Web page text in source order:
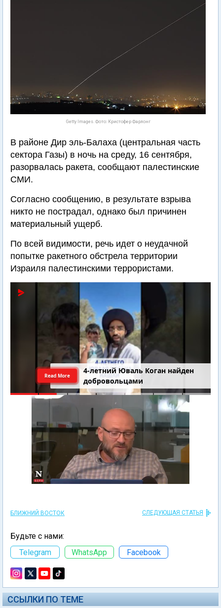
Getty Images. Фото: Кристофер Фарлонг
В районе Дир эль-Балаха (центральная часть
сектора Газы) в ночь на среду, 16 сентября,
разорвалась ракета, сообщают палестинские
СМИ.
Согласно сообщению, в результате взрыва
никто не пострадал, однако был причинен
материальный ущерб.
По всей видимости, речь идет о неудачной
попытке ракетного обстрела территории
Израиля палестинскими террористами.
4-летний Юваль Коган найден
добровольцами
Read More
БЛИЖНИЙ ВОСТОК СЛЕДУЮЩАЯ СТАТЬЯ
Будьте с нами:
Telegram
WhatsApp Facebook
ССЫЛКИ ПО ТЕМЕ